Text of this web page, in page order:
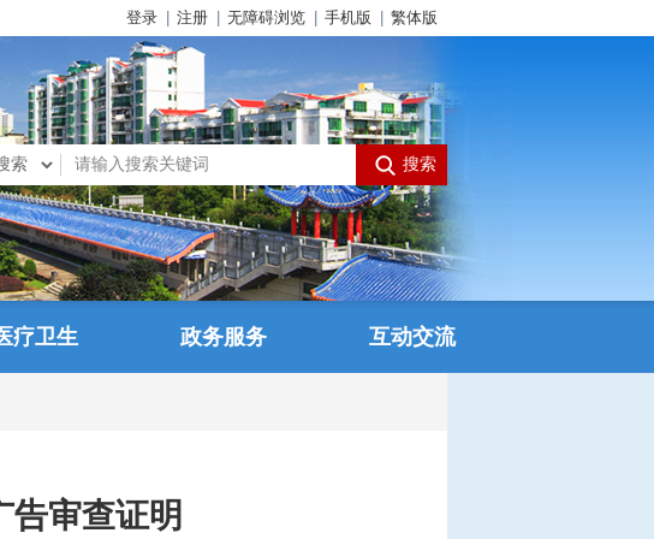
登录 注册 无障碍浏览 手机版 繁体版
疗卫生 政务服务 互动交流
告审查证明